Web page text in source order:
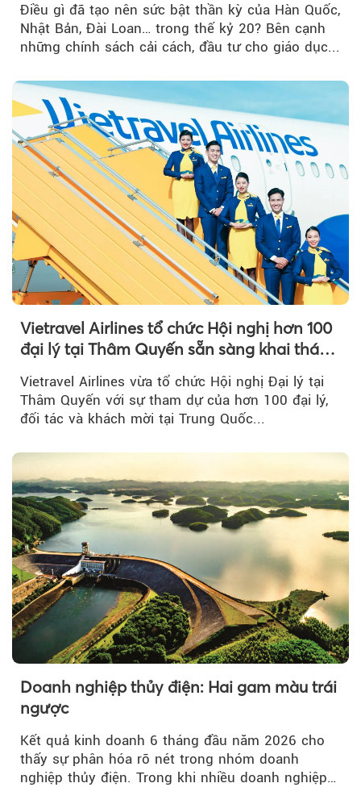
Điều gì đã tạo nên sức bật thần kỳ của Hàn Quốc,
Nhật Bản, Đài Loan… trong thế kỷ 20? Bên cạnh
những chính sách cải cách, đầu tư cho giáo dục...
Vietravel Airlines tổ chức Hội nghị hơn 100
đại lý tại Thâm Quyến sẵn sàng khai thác
đường bay thẳng TP.HCM - Thâm Quyến
Vietravel Airlines vừa tổ chức Hội nghị Đại lý tại
Thâm Quyến với sự tham dự của hơn 100 đại lý,
đối tác và khách mời tại Trung Quốc...
Doanh nghiệp thủy điện: Hai gam màu trái
ngược
Kết quả kinh doanh 6 tháng đầu năm 2026 cho
thấy sự phân hóa rõ nét trong nhóm doanh
nghiệp thủy điện. Trong khi nhiều doanh nghiệp